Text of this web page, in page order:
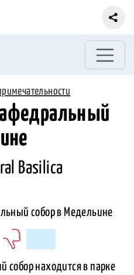
Basilica
собор находится в парке